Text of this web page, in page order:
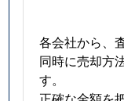
各会社から、
同時に売却方
す。
正確な金額を